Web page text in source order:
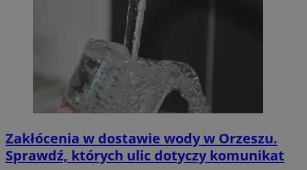
Zakłócenia w dostawie wody w Orzeszu.
Sprawdź, których ulic dotyczy komunikat